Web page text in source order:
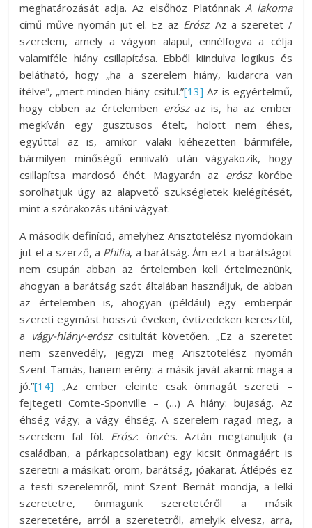
meghatározását adja. Az elsőhöz Platónnak A lakoma
című műve nyomán jut el. Ez az Erósz. Az a szeretet /
szerelem, amely a vágyon alapul, ennélfogva a célja
valamiféle hiány csillapítása. Ebből kiindulva logikus és
belátható, hogy „ha a szerelem hiány, kudarcra van
ítélve”, „mert minden hiány csitul.”[13] Az is egyértelmű,
hogy ebben az értelemben erószaz is, ha az ember
megkíván egy gusztusos ételt, holott nem éhes,
egyúttal az is, amikor valaki kiéhezetten bármiféle,
bármilyen minőségű ennivaló után vágyakozik, hogy
csillapítsa mardosó éhét. Magyarán az erószkörébe
sorolhatjuk úgy az alapvető szükségletek kielégítését,
mint a szórakozás utáni vágyat.
A második definíció, amelyhez Arisztotelész nyomdokain
jut el a szerző, a Philia, a barátság. Ám ezt a barátságot
nem csupán abban az értelemben kell értelmeznünk,
ahogyan a barátság szót általában használjuk, de abban
az értelemben is, ahogyan (például) egy emberpár
szereti egymást hosszú éveken, évtizedeken keresztül,
a vágy-hiány-erószcsitultát követően. „Ez a szeretet
nem szenvedély, jegyzi meg Arisztotelész nyomán
Szent Tamás, hanem erény: a másik javát akarni: maga a
jó.”[14] „Az ember eleinte csak önmagát szereti –
fejtegeti Comte-Sponville – (…) A hiány: bujaság. Az
éhség vágy; a vágy éhség. A szerelem ragad meg, a
szerelem fal föl. Erósz: önzés. Aztán megtanuljuk (a
családban, a párkapcsolatban) egy kicsit önmagáért is
szeretni a másikat: öröm, barátság, jóakarat. Átlépés ez
a testi szerelemről, mint Szent Bernát mondja, a lelki
szeretetre, önmagunk szeretetéről a másik
szeretetére, arról a szeretetről, amelyik elvesz, arra,